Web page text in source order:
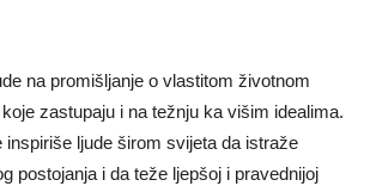
na promišljanje o vlastitom životnom
zastupaju i na težnju ka višim idealima.
inspiriše ljude širom svijeta da istraže
postojanja i da teže ljepšoj i pravednijoj